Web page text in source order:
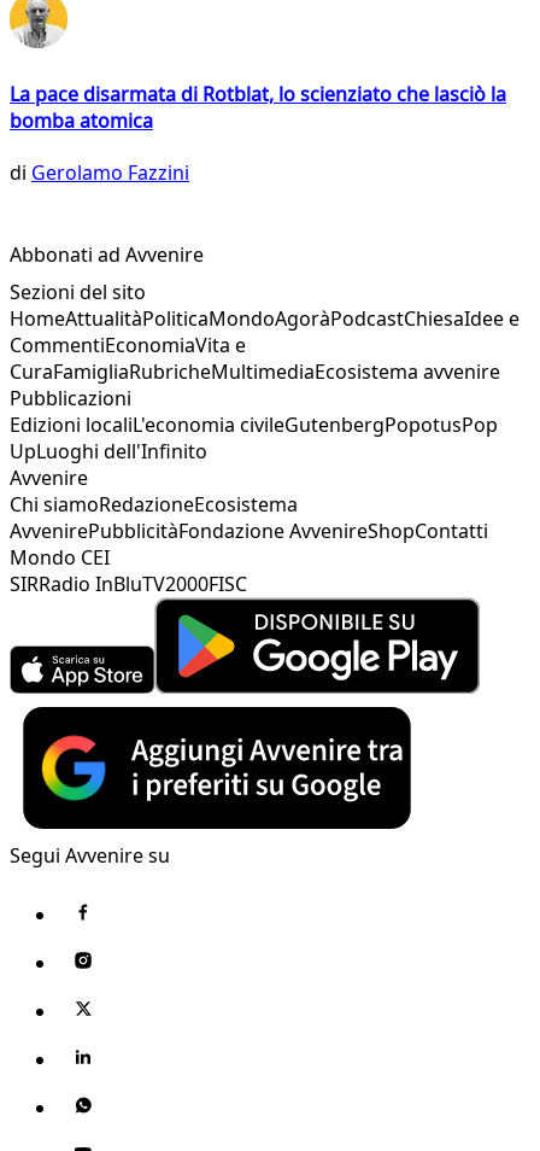
La pace disarmata di Rotblat, lo scienziato che lasciò la
bomba atomica
di Gerolamo Fazzini
Abbonati ad Avvenire
Sezioni del sito
HomeAttualitàPoliticaMondoAgoràPodcastChiesaIdee e
CommentiEconomiaVita e
CuraFamigliaRubricheMultimediaEcosistema avvenire
Pubblicazioni
Edizioni localiL'economia civileGutenbergPopotusPop
UpLuoghi dell'Infinito
Avvenire
Chi siamoRedazioneEcosistema
AvvenirePubblicitàFondazione AvvenireShopContatti
Mondo CEI
SIRRadio InBluTV2000FISC
Segui Avvenire su